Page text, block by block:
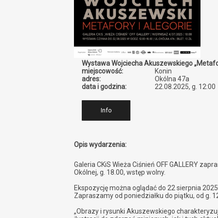
Wystawa Wojciecha Akuszewskiego
miejscowość:
Konin
adres:
Okólna 47a
data i godzina:
22.08.2025, g. 12:00
Info
Opis wydarzenia:
Galeria CKiS Wieża Ciśnień OFF GALLERY
Okólnej, g. 18.00, wstęp wolny.
Ekspozycję można oglądać do 22 sierpnia
Zapraszamy od poniedziałku do piątku, od g.
„Obrazy i rysunki Akuszewskiego